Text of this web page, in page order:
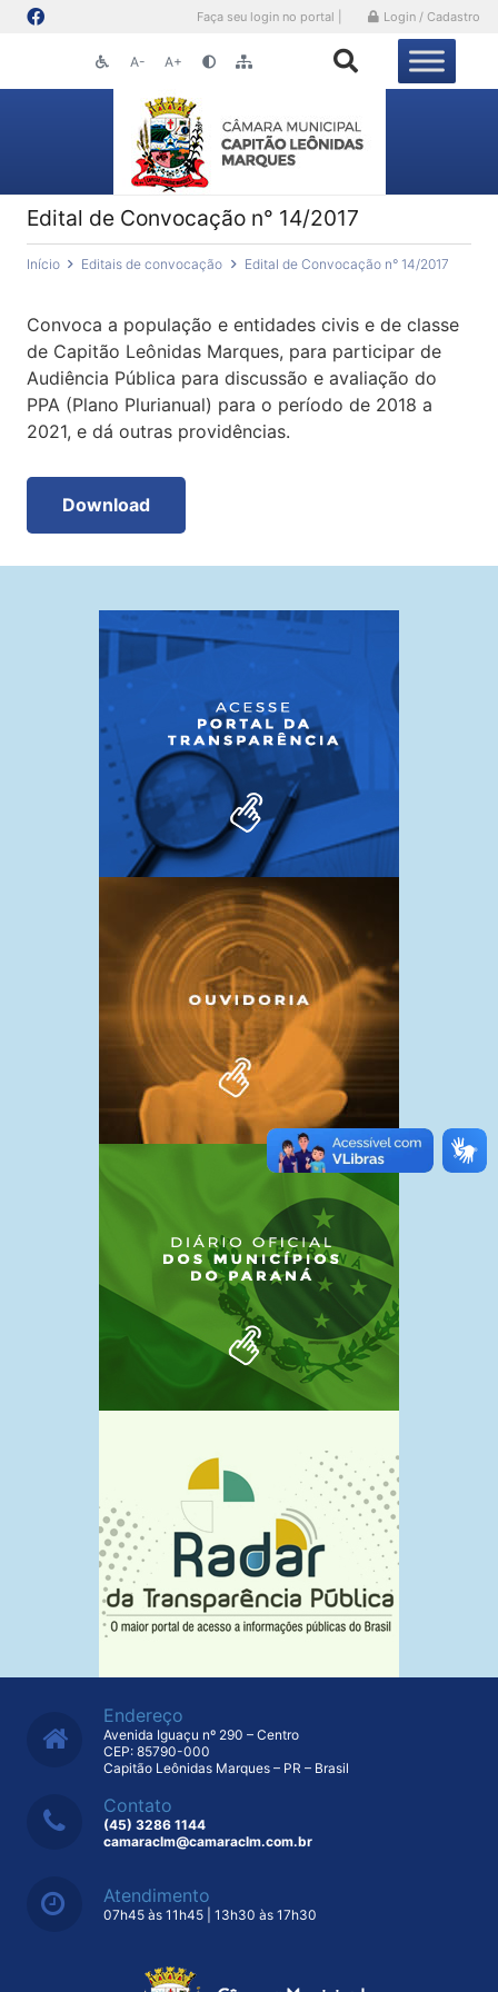
Faça seu login no portal | Login / Cadastro
A- A+
Edital de Convocação n° 14/2017
Início Editais de convocação Edital de Convocação n° 14/2017
Convoca a população e entidades civis e de classe
de Capitão Leônidas Marques, para participar de
Audiência Pública para discussão e avaliação do
PPA (Plano Plurianual) para o período de 2018 a
2021, e dá outras providências.
Download
Endereço
Avenida Iguaçu nº 290 – Centro
CEP: 85790-000
Capitão Leônidas Marques – PR – Brasil
Contato
(45) 3286 1144
camaraclm@camaraclm.com.br
Atendimento
07h45 às 11h45 | 13h30 às 17h30